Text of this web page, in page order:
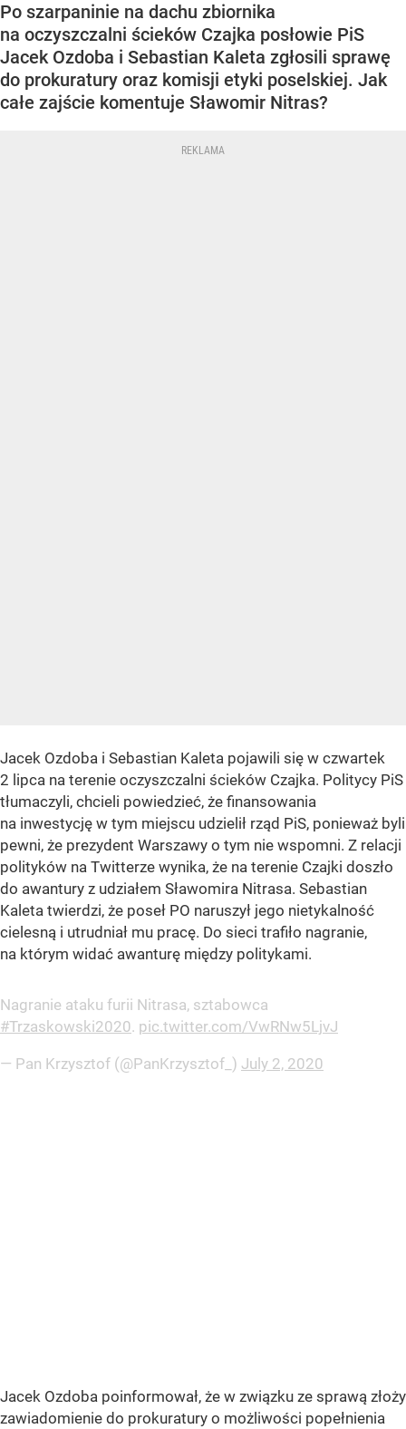
Po szarpaninie na dachu zbiornika
na oczyszczalni ścieków Czajka posłowie PiS
Jacek Ozdoba i Sebastian Kaleta zgłosili sprawę
do prokuratury oraz komisji etyki poselskiej. Jak
całe zajście komentuje Sławomir Nitras?
Jacek Ozdoba i Sebastian Kaleta pojawili się w czwartek
2 lipca na terenie oczyszczalni ścieków Czajka. Politycy PiS
tłumaczyli, chcieli powiedzieć, że finansowania
na inwestycję w tym miejscu udzielił rząd PiS, ponieważ byli
pewni, że prezydent Warszawy o tym nie wspomni. Z relacji
polityków na Twitterze wynika, że na terenie Czajki doszło
do awantury z udziałem Sławomira Nitrasa. Sebastian
Kaleta twierdzi, że poseł PO naruszył jego nietykalność
cielesną i utrudniał mu pracę. Do sieci trafiło nagranie,
na którym widać awanturę między politykami.
Nagranie ataku furii Nitrasa, sztabowca
#Trzaskowski2020. pic.twitter.com/VwRNw5LjvJ
— Pan Krzysztof (@PanKrzysztof_) July 2, 2020
Jacek Ozdoba poinformował, że w związku ze sprawą złoży
zawiadomienie do prokuratury o możliwości popełnienia